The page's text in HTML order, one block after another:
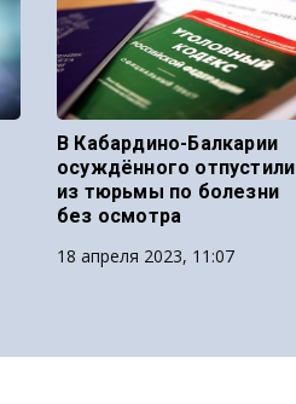
В Кабардино-Балкарии
осуждённого отпустили
из тюрьмы по болезни
без осмотра
18 апреля 2023, 11:07